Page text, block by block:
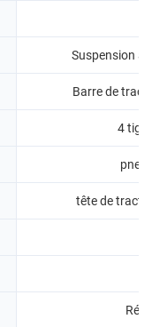
Suspension à
Barre de
4
tête de